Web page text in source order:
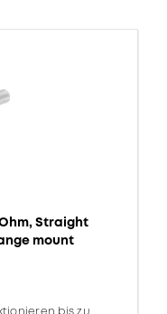
Ohm, Straight
mount